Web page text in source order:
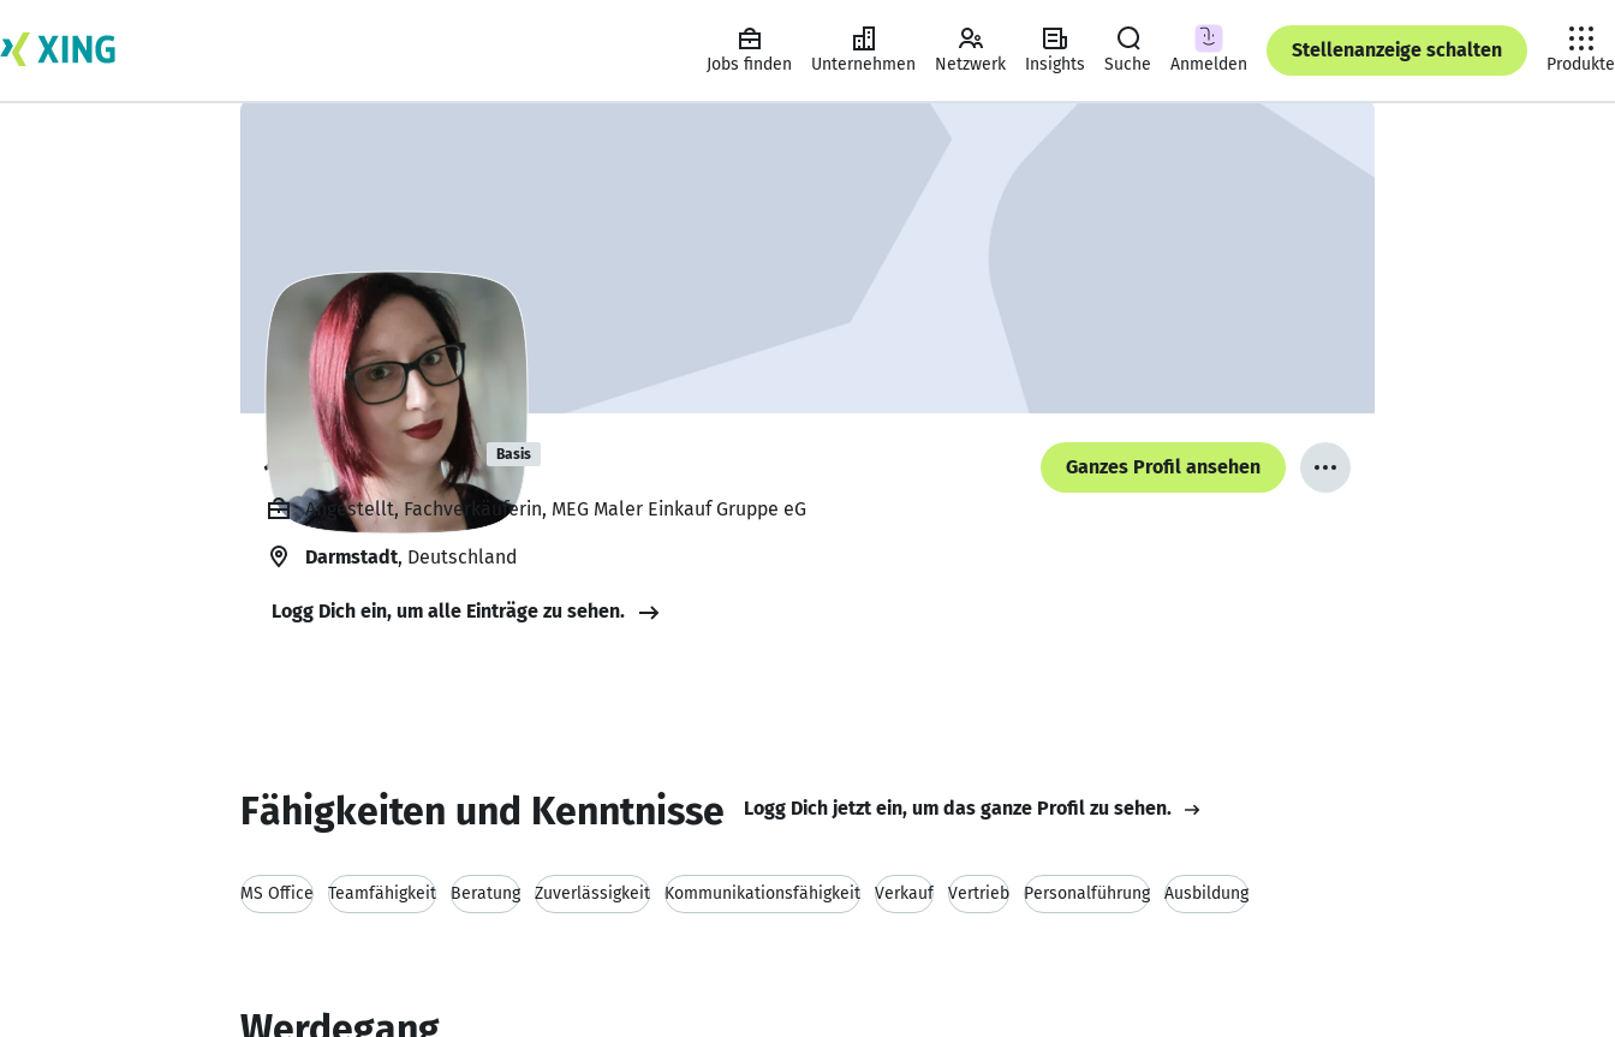
Jobs finden Unternehmen Netzwerk Insights Suche Anmelden
Stellenanzeige schalten
Produkte
Jennifer Heuß Basis
Ganzes Profil ansehen
Angestellt, Fachverkäuferin, MEG Maler Einkauf Gruppe eG
Darmstadt, Deutschland
Logg Dich ein, um alle Einträge zu sehen.
Fähigkeiten und Kenntnisse Logg Dich jetzt ein, um das ganze Profil zu sehen.
MS Office Teamfähigkeit Beratung Zuverlässigkeit Kommunikationsfähigkeit Verkauf Vertrieb Personalführung Ausbildung